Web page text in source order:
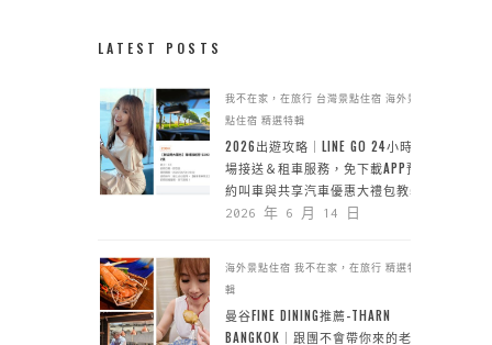
LATEST POSTS
我不在家，在旅行 台灣景點住宿 海外景
點住宿 精選特輯
2026出遊攻略｜LINE GO 24小時機
場接送＆租車服務，免下載APP預
約叫車與共享汽車優惠大禮包教學
2026 年 6 月 14 日
海外景點住宿 我不在家，在旅行 精選特
輯
曼谷FINE DINING推薦-THARN
BANGKOK｜跟團不會帶你來的老城